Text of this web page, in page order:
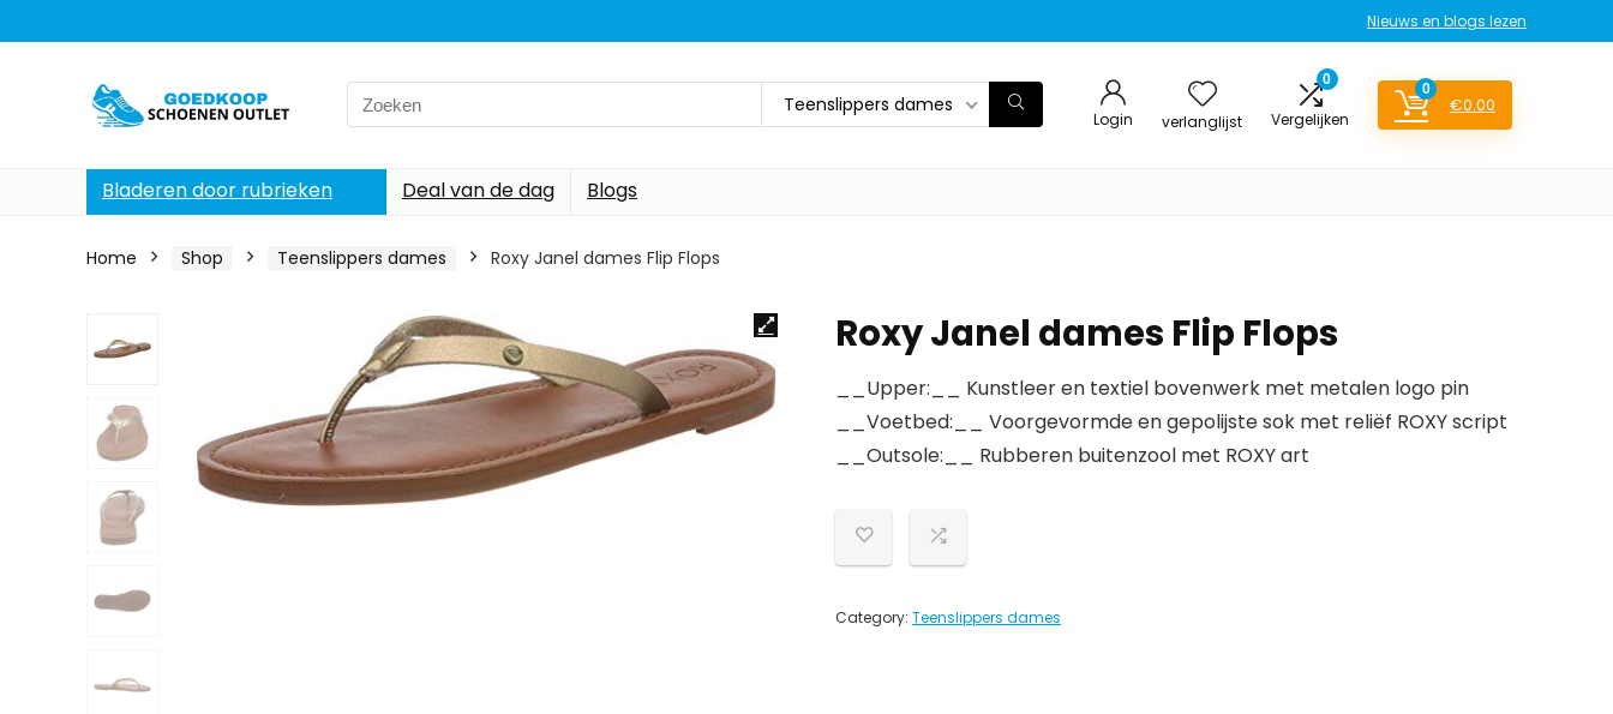
Nieuws en blogs lezen
Search
for:
Teenslippers dames
Login verlanglijst
0
Vergelijken
0
€0.00
Bladeren door rubrieken Deal van de dag Blogs
Home Shop Teenslippers dames Roxy Janel dames Flip Flops
Roxy Janel dames Flip Flops
__Upper:__ Kunstleer en textiel bovenwerk met metalen logo pin
__Voetbed:__ Voorgevormde en gepolijste sok met reliëf ROXY script
__Outsole:__ Rubberen buitenzool met ROXY art
Category: Teenslippers dames